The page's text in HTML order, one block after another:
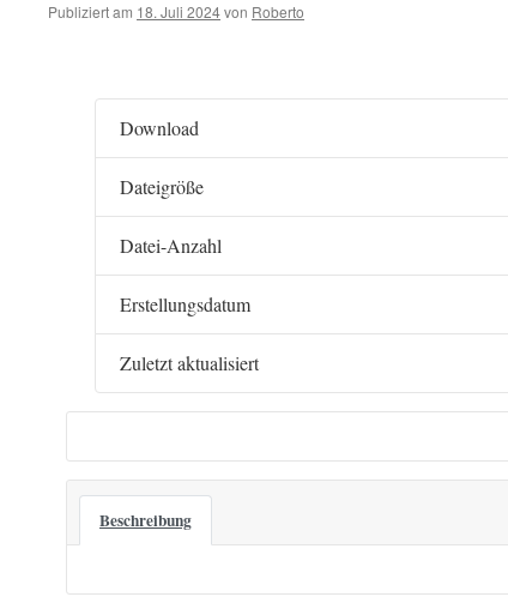
Publiziert am 18. Juli 2024von Roberto
Download
Dateigröße
Datei-Anzahl
Erstellungsdatum
Zuletzt aktualisiert
Beschreibung